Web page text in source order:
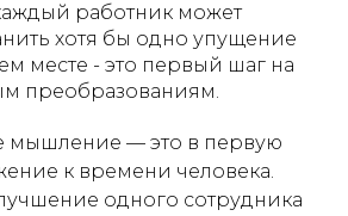
работник может
хотя бы одно упущение
месте - это первый шаг на
преобразованиям.
мышление — это в первую
к времени человека.
одного сотрудника